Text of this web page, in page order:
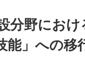
分野におけ
能」への移